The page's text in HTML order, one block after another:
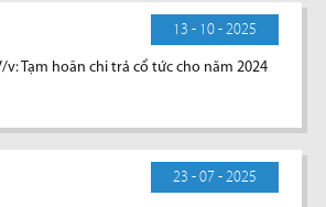
13 - 10 - 2025
v: Tạm hoãn chi trả cổ tức cho năm 2024
23 - 07 - 2025